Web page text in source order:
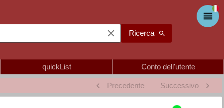
Ricerca
quickList Conto dell'utente
Precedente Successivo